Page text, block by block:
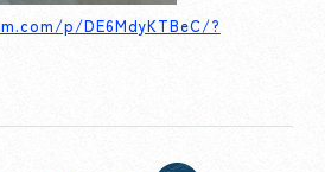
p/DE6MdyKTBeC/?